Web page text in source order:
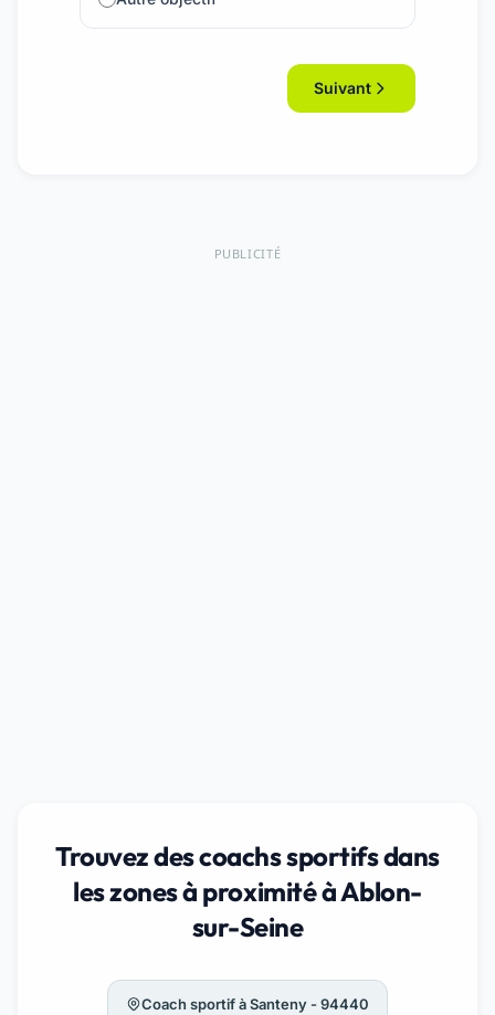
Suivant
PUBLICITÉ
Trouvez des coachs sportifs dans
les zones à proximité à Ablon-
sur-Seine
Coach sportif à Santeny - 94440